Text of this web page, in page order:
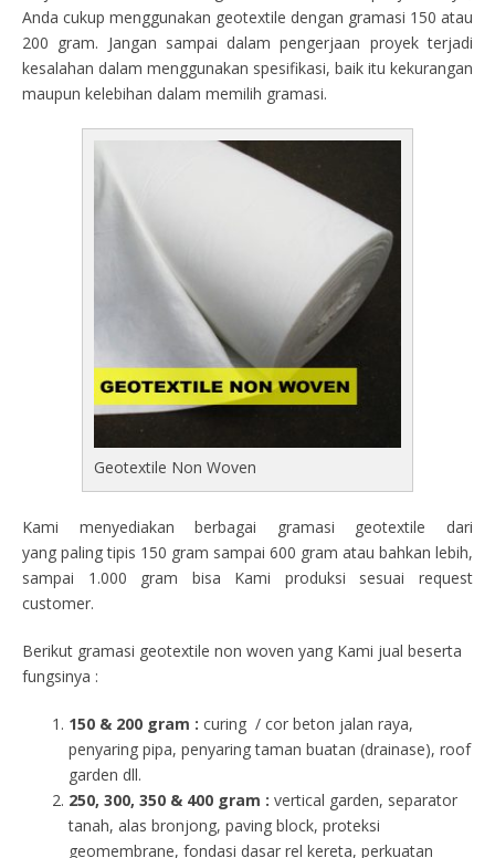
Anda cukup menggunakan geotextile dengan gramasi 150 atau
200 gram. Jangan sampai dalam pengerjaan proyek terjadi
kesalahan dalam menggunakan spesifikasi, baik itu kekurangan
maupun kelebihan dalam memilih gramasi.
Geotextile Non Woven
Kami menyediakan berbagai gramasi geotextile dari
yang paling tipis 150 gram sampai 600 gram atau bahkan lebih,
sampai 1.000 gram bisa Kami produksi sesuai request
customer.
Berikut gramasi geotextile non woven yang Kami jual beserta
fungsinya :
150 & 200 gram : curing / cor beton jalan raya,
penyaring pipa, penyaring taman buatan (drainase), roof
garden dll.
250, 300, 350 & 400 gram : vertical garden, separator
tanah, alas bronjong, paving block, proteksi
geomembrane, fondasi dasar rel kereta, perkuatan